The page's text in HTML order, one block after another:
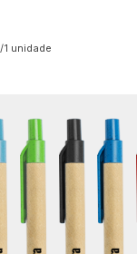
/1 unidade